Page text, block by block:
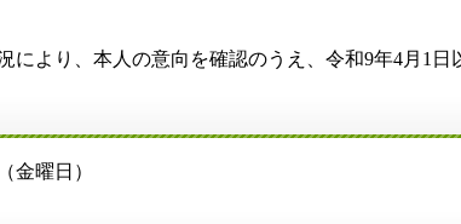
、本人の意向を確認のうえ、令和9年4月1日以
曜日）